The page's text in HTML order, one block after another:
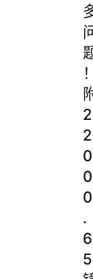
2
2
0
0
0
.
6
5